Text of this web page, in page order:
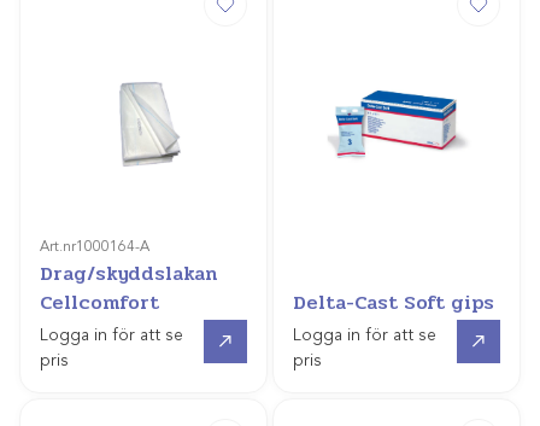
Art.nr1000164-A
Drag/skyddslakan
Cellcomfort
Logga in för att se
pris
Delta-Cast Soft gips
Logga in för att se
pris